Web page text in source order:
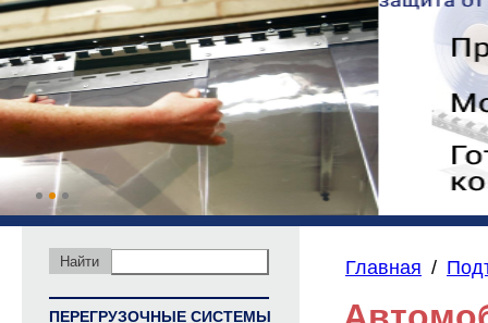
ПЕРЕГРУЗОЧНЫЕ СИСТЕМЫ
Главная /